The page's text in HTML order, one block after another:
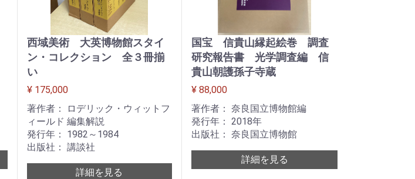
西域美術 大英博物館スタイ
ン・コレクション 全３冊揃
い
¥ 175,000
著作者： ロデリック・ウィットフ
ィールド 編集解説
発行年： 1982～1984
出版社： 講談社
詳細を見る
国宝 信貴山縁起絵巻 調査
研究報告書 光学調査編 信
貴山朝護孫子寺蔵
¥ 88,000
著作者： 奈良国立博物館編
発行年： 2018年
出版社： 奈良国立博物館
詳細を見る